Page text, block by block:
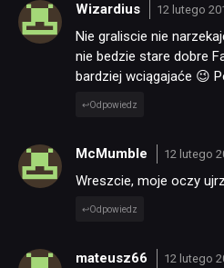
JUŻ
SKLEP
Wizardius 12 lutego
Nie graliscie nie
nie bedzie stare dobre
bardziej wciągajaće 😉
Odpowiedz
McMumble 12 lutego
Wreszcie, moje oczy
Odpowiedz
mateusz66 12 lutego